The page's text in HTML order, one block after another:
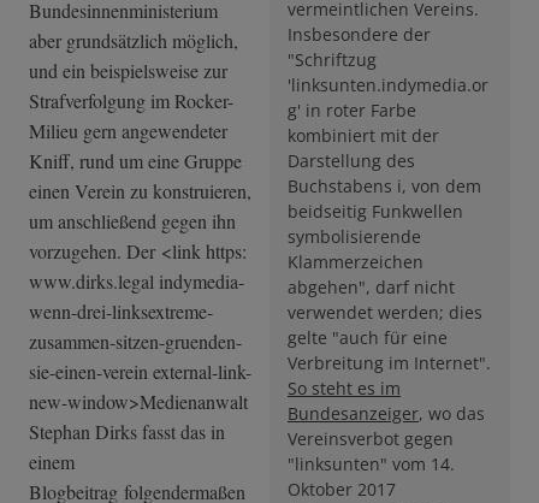
vermeintlichen Vereins.
Insbesondere der
"Schriftzug
'linksunten.indymedia.or
g' in roter Farbe
kombiniert mit der
Darstellung des
Buchstabens i, von dem
beidseitig Funkwellen
symbolisierende
Klammerzeichen
abgehen", darf nicht
verwendet werden; dies
gelte "auch für eine
Verbreitung im Internet".
So steht es im
Bundesanzeiger, wo das
Vereinsverbot gegen
"linksunten" vom 14.
Oktober 2017
Bundesinnenministerium
aber grundsätzlich möglich,
und ein beispielsweise zur
Strafverfolgung im Rocker-
Milieu gern angewendeter
Kniff, rund um eine Gruppe
einen Verein zu konstruieren,
um anschließend gegen ihn
vorzugehen. Der <link https:
www.dirks.legal indymedia-
wenn-­drei-linksextre­me-
zusammen-sit­zen-gruenden-
si­e-einen-verein external-link-
n­ew-window>Medie­nanwalt
Stephan Dirks fasst das in
einem
Blogbeitrag folgendermaßen